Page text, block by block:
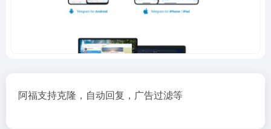
阿福支持克隆，自动回复，广告过滤等